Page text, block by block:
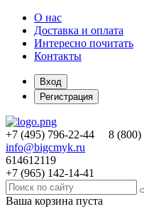
О нас
Доставка и оплата
Интересно почитать
Контакты
Вход
Регистрация
+7 (495) 796-22-44 8 (800)
info@bigcmyk.ru
614612119
+7 (965) 142-14-41
Ваша корзина пуста